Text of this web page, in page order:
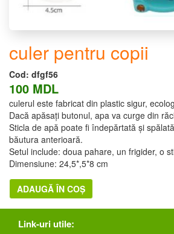
culer pentru copii
Cod: dfgf56
100 MDL
culerul este fabricat din plastic sigur,
Dacă apăsați butonul, apa va curge din
Sticla de apă poate fi îndepărtată și
băutura anterioară.
Setul include: doua pahare, un frigider, o
Dimensiune: 24,5*,5*8 cm
ADAUGĂ ÎN COȘ
Link-uri utile: